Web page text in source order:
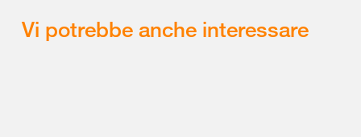
Vi potrebbe anche interessare